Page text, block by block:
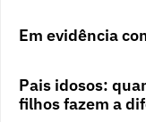
Em evidência
Pais idosos:
filhos fazem a